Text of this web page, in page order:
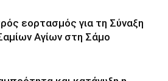
εορτασμός για τη Σύναξη
Αγίων στη Σάμο